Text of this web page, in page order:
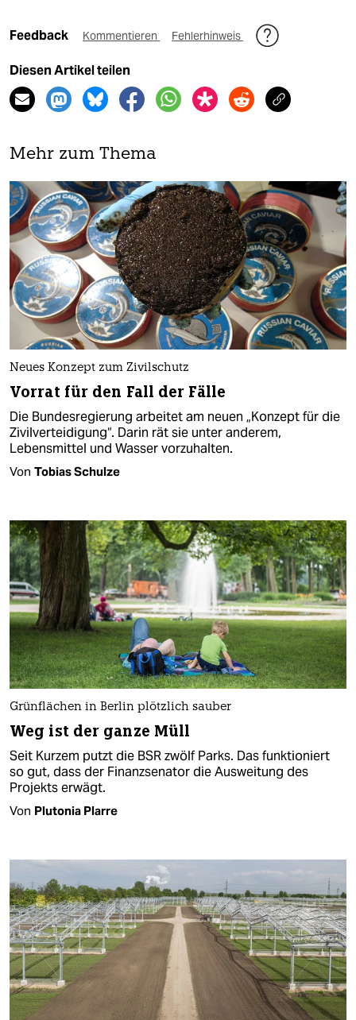
Feedback Kommentieren Fehlerhinweis
Diesen Artikel teilen
Mehr zum Thema
Neues Konzept zum Zivilschutz
Vorrat für den Fall der Fälle
Die Bundesregierung arbeitet am neuen „Konzept für die
Zivilverteidigung“. Darin rät sie unter anderem,
Lebensmittel und Wasser vorzuhalten.
Von Tobias Schulze
Grünflächen in Berlin plötzlich sauber
Weg ist der ganze Müll
Seit Kurzem putzt die BSR zwölf Parks. Das funktioniert
so gut, dass der Finanzsenator die Ausweitung des
Projekts erwägt.
Von Plutonia Plarre